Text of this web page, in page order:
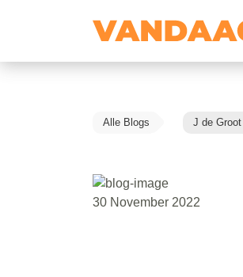
Alle Blogs J de
30 November 2022